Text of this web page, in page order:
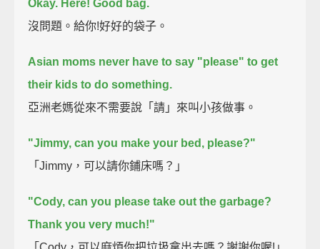
Okay. Here! Good bag.
沒問題。給你!好好的袋子。
Asian moms never have to say "please" to get
their kids to do something.
亞洲老媽從來不需要說「請」來叫小孩做事。
"Jimmy, can you make your bed, please?"
「Jimmy，可以請你鋪床嗎？」
"Cody, can you please take out the garbage?
Thank you very much!"